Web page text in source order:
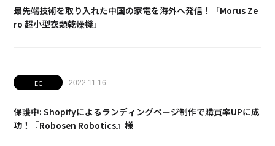
最先端技術を取り入れた中国の家電を海外へ発信！「Morus Ze
ro 超小型衣類乾燥機」
EC 2022.11.16
保護中: Shopifyによるランディングページ制作で購買率UPに成
功！『Robosen Robotics』様